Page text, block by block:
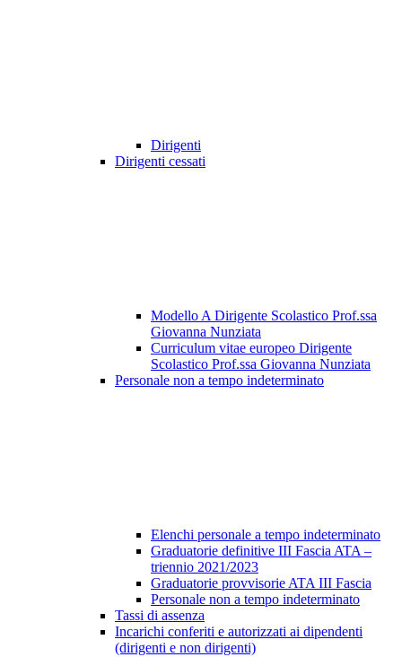
Dirigenti
Dirigenti cessati
Modello A Dirigente Scolastico Prof.ssa
Giovanna Nunziata
Curriculum vitae europeo Dirigente
Scolastico Prof.ssa Giovanna Nunziata
Personale non a tempo indeterminato
Elenchi personale a tempo indeterminato
Graduatorie definitive III Fascia ATA –
triennio 2021/2023
Graduatorie provvisorie ATA III Fascia
Personale non a tempo indeterminato
Tassi di assenza
Incarichi conferiti e autorizzati ai dipendenti
(dirigenti e non dirigenti)